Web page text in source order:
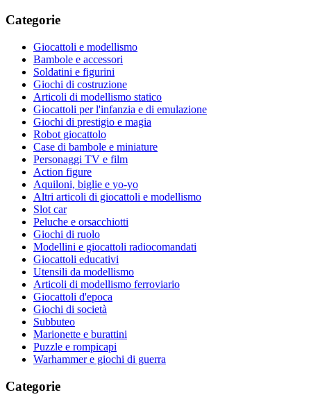
Categorie
Giocattoli e modellismo
Bambole e accessori
Soldatini e figurini
Giochi di costruzione
Articoli di modellismo statico
Giocattoli per l'infanzia e di emulazione
Giochi di prestigio e magia
Robot giocattolo
Case di bambole e miniature
Personaggi TV e film
Action figure
Aquiloni, biglie e yo-yo
Altri articoli di giocattoli e modellismo
Slot car
Peluche e orsacchiotti
Giochi di ruolo
Modellini e giocattoli radiocomandati
Giocattoli educativi
Utensili da modellismo
Articoli di modellismo ferroviario
Giocattoli d'epoca
Giochi di società
Subbuteo
Marionette e burattini
Puzzle e rompicapi
Warhammer e giochi di guerra
Categorie